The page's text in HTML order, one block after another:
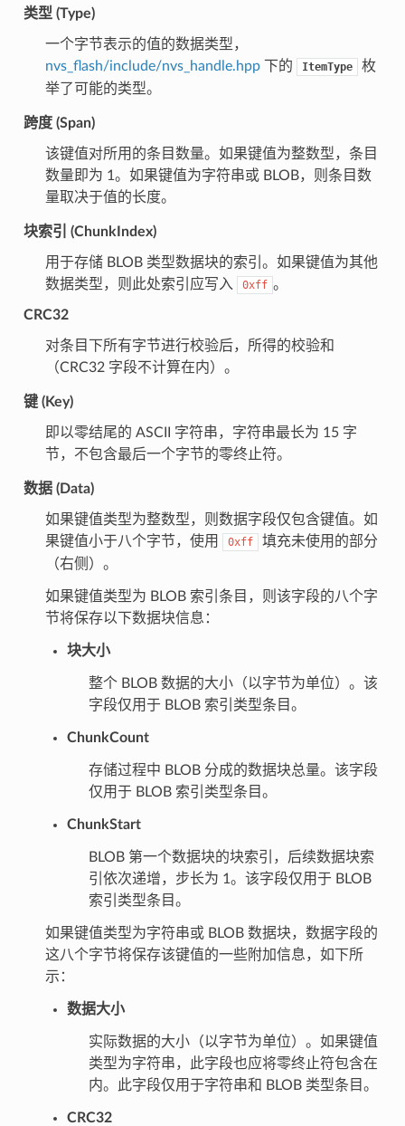
类型 (Type)
一个字节表示的值的数据类型，
nvs_flash/include/nvs_handle.hpp下的 ItemType
枚
举了可能的类型。
跨度 (Span)
该键值对所用的条目数量。如果键值为整数型，条目
数量即为 1。如果键值为字符串或 BLOB，则条目数
量取决于值的长度。
块索引 (ChunkIndex)
用于存储 BLOB 类型数据块的索引。如果键值为其他
数据类型，则此处索引应写入
0xff 。
CRC32
对条目下所有字节进行校验后，所得的校验和
（CRC32 字段不计算在内）。
键 (Key)
即以零结尾的 ASCII 字符串，字符串最长为 15 字
节，不包含最后一个字节的零终止符。
数据 (Data)
如果键值类型为整数型，则数据字段仅包含键值。如
果键值小于八个字节，使用
0xff
填充未使用的部分
（右侧）。
如果键值类型为 BLOB 索引条目，则该字段的八个字
节将保存以下数据块信息：
块大小
整个 BLOB 数据的大小（以字节为单位）。该
字段仅用于 BLOB 索引类型条目。
ChunkCount
存储过程中 BLOB 分成的数据块总量。该字段
仅用于 BLOB 索引类型条目。
ChunkStart
BLOB 第一个数据块的块索引，后续数据块索
引依次递增，步长为 1。该字段仅用于 BLOB
索引类型条目。
如果键值类型为字符串或 BLOB 数据块，数据字段的
这八个字节将保存该键值的一些附加信息，如下所
示：
数据大小
实际数据的大小（以字节为单位）。如果键值
类型为字符串，此字段也应将零终止符包含在
内。此字段仅用于字符串和 BLOB 类型条目。
CRC32